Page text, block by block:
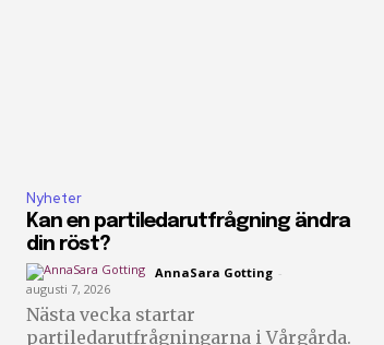
Nyheter
Kan en partiledarutfrågning ändra
din röst?
AnnaSara Gotting -
augusti 7, 2026
Nästa vecka startar
partiledarutfrågningarna i Vårgårda.